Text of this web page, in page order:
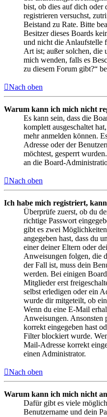
bist, ob dies auf dich oder
registrieren versuchst,
Beistand zu Rate. Bitte
Besitzer dieses Boards
und nicht die Anlaufstelle
Art ist; außer solchen, die
mich wenden, falls es
zu diesem Forum gibt?“
Nach oben
Warum kann ich mich nicht
Es kann sein, dass die
komplett ausgeschaltet
mehr anmelden können.
Adresse oder der
möchtest, gesperrt
an die Board-
Nach oben
Ich habe mich registriert,
Überprüfe zuerst, ob du
richtige Passwort
gibt es zwei
angegeben hast, dass du
einer deiner Eltern oder
Anweisungen folgen, die
der Fall ist, muss dein
werden. Bei einigen
Mitglieder erst
selbst erledigen oder ein
wurde dir mitgeteilt, ob
Wenn du eine E-Mail
Anweisungen. Ansonsten
korrekt eingegeben hast
Filter blockiert wurde.
Mail-Adresse korrekt
einen Administrator.
Nach oben
Warum kann ich mich nicht
Dafür gibt es viele
Benutzername und dein